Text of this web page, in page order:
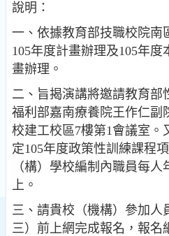
說明：
一、依據教育部技職校院南
105年度計畫辦理及105年
畫辦理。
二、旨揭演講將邀請教育部
福利部嘉南療養院王作仁副
校建工校區7樓第1會議室。
定105年度政策性訓練課程
（構）學校編制內職員每
上。
三、請貴校（機構）參加人
三）前上網完成報名，報名